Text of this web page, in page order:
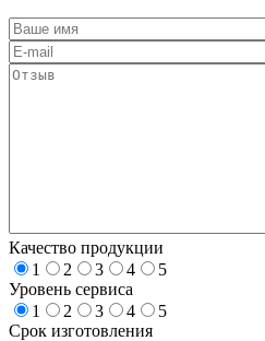
Качество продукции
1
2 3 4
5
Уровень сервиса
1
2 3 4
5
Срок изготовления